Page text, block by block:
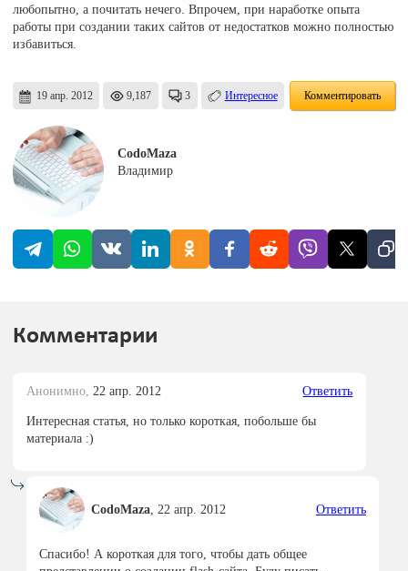
любопытно, а почитать нечего. Впрочем, при наработке опыта
работы при создании таких сайтов от недостатков можно полностью
избавиться.
19 апр. 2012 9,187 3 Интересное Комментировать
CodoMaza
Владимир
Комментарии
Анонимно, 22 апр. 2012 Ответить
Интересная статья, но только короткая, побольше бы
материала :)
CodoMaza, 22 апр. 2012 Ответить
Спасибо! А короткая для того, чтобы дать общее